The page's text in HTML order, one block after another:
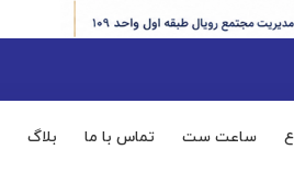
ساعت ست تماس با ما
بلاگ